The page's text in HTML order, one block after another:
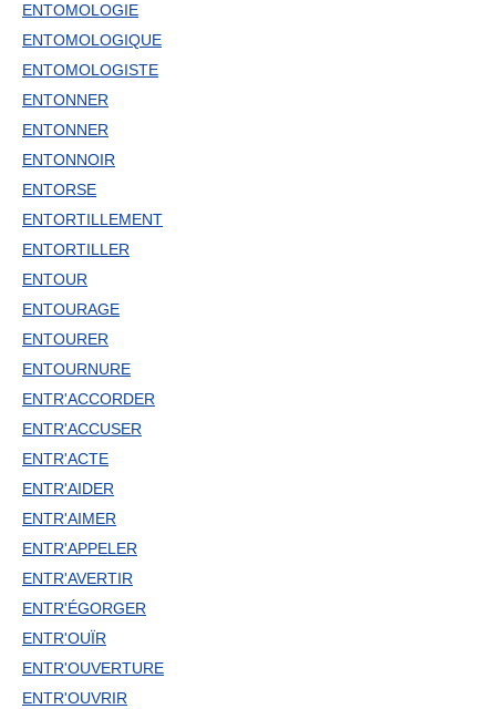
ENTOMOLOGIE
ENTOMOLOGIQUE
ENTOMOLOGISTE
ENTONNER
ENTONNER
ENTONNOIR
ENTORSE
ENTORTILLEMENT
ENTORTILLER
ENTOUR
ENTOURAGE
ENTOURER
ENTOURNURE
ENTR'ACCORDER
ENTR'ACCUSER
ENTR'ACTE
ENTR'AIDER
ENTR'AIMER
ENTR'APPELER
ENTR'AVERTIR
ENTR'ÉGORGER
ENTR'OUÏR
ENTR'OUVERTURE
ENTR'OUVRIR